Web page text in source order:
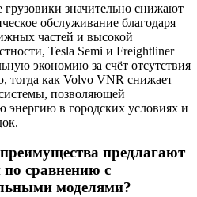
значительно снижают
обслуживание благодаря
частей и высокой
Tesla Semi и Freightliner
экономию за счёт отсутствия
тогда как Volvo VNR снижает
позволяющей
энергию в городских условиях и
предлагают
сравнению с
моделями?